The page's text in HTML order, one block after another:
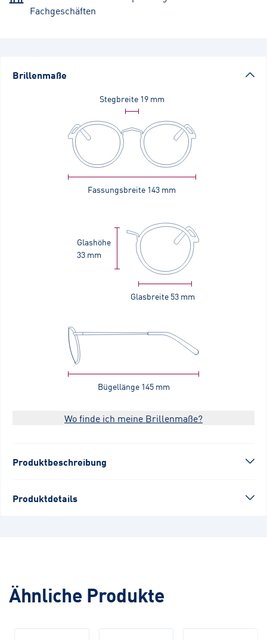
Fachgeschäften
Brillenmaße
Stegbreite 19 mm
Fassungsbreite 143 mm
Glasbreite 53 mm
Glashöhe
33 mm
Bügellänge 145 mm
Wo finde ich meine Brillenmaße?
Produktbeschreibung
Produktdetails
Ähnliche Produkte